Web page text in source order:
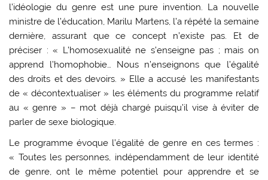
l’idéologie du genre est une pure invention. La nouvelle
ministre de l’éducation, Marilu Martens, l’a répété la semaine
dernière, assurant que ce concept n’existe pas. Et de
préciser : « L’homosexualité ne s’enseigne pas ; mais on
apprend l’homophobie… Nous n’enseignons que l’égalité
des droits et des devoirs. » Elle a accusé les manifestants
de « décontextualiser » les éléments du programme relatif
au « genre » – mot déjà chargé puisqu’il vise à éviter de
parler de sexe biologique.
Le programme évoque l’égalité de genre en ces termes :
« Toutes les personnes, indépendamment de leur identité
de genre, ont le même potentiel pour apprendre et se